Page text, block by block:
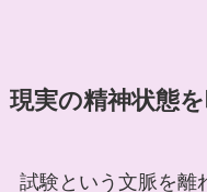
現実の精神状態
試験という文脈を離